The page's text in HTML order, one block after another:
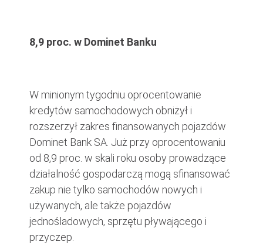
8,9 proc. w Dominet Banku
W minionym tygodniu oprocentowanie
kredytów samochodowych obniżył i
rozszerzył zakres finansowanych pojazdów
Dominet Bank SA. Już przy oprocentowaniu
od 8,9 proc. w skali roku osoby prowadzące
działalność gospodarczą mogą sfinansować
zakup nie tylko samochodów nowych i
używanych, ale także pojazdów
jednośladowych, sprzętu pływającego i
przyczep.